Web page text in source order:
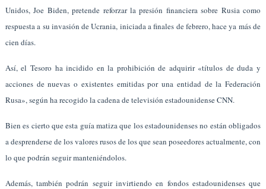
Unidos, Joe Biden, pretende reforzar la presión financiera sobre Rusia como
respuesta a su invasión de Ucrania, iniciada a finales de febrero, hace ya más de
cien días.
Así, el Tesoro ha incidido en la prohibición de adquirir «títulos de duda y
acciones de nuevas o existentes emitidas por una entidad de la Federación
Rusa», según ha recogido la cadena de televisión estadounidense CNN.
Bien es cierto que esta guía matiza que los estadounidenses no están obligados
a desprenderse de los valores rusos de los que sean poseedores actualmente, con
lo que podrán seguir manteniéndolos.
Además, también podrán seguir invirtiendo en fondos estadounidenses que